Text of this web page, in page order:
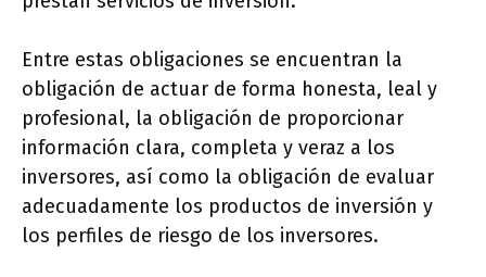
Entre estas obligaciones se encuentran la
obligación de actuar de forma honesta, leal y
profesional, la obligación de proporcionar
información clara, completa y veraz a los
inversores, así como la obligación de evaluar
adecuadamente los productos de inversión y
los perfiles de riesgo de los inversores.